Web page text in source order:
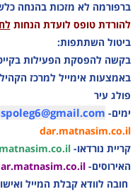
ברפורמה לא מזכות בהנחה
להורדת טופס לועדת הנחות
ביטול השתתפות:
בקשה להפסקת הפעילות
באמצעות אימייל למרכז
פולג עיר
ימים-
dar.matnasim.co.il
קריית נורדאו-
האירוסים-
חובה לוודא קבלת המייל